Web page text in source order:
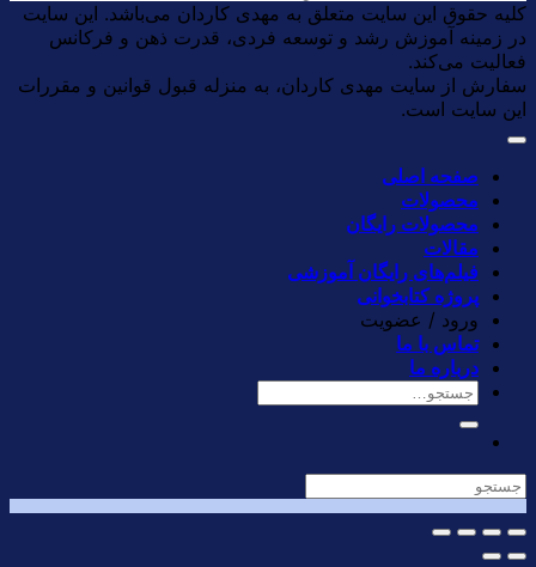
کلیه حقوق این سایت متعلق به مهدی کاردان می‌باشد. این سایت
در زمینه آموزش رشد و توسعه فردی، قدرت ذهن و فرکانس
فعالیت می‌کند.
سفارش از سایت مهدی کاردان، به منزله قبول قوانین و مقررات
این سایت است.
صفحه اصلی
محصولات
محصولات رایگان
مقالات
فیلم‌های رایگان آموزشی
پروژه کتابخوانی
ورود / عضویت
تماس با ما
درباره ما
جستجو